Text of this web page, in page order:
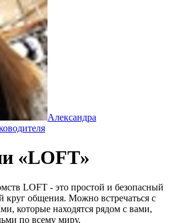
Александра
«LOFT»
LOFT - это простой и безопасный
круг общения. Можно встречаться с
которые находятся рядом с вами,
по всему миру.